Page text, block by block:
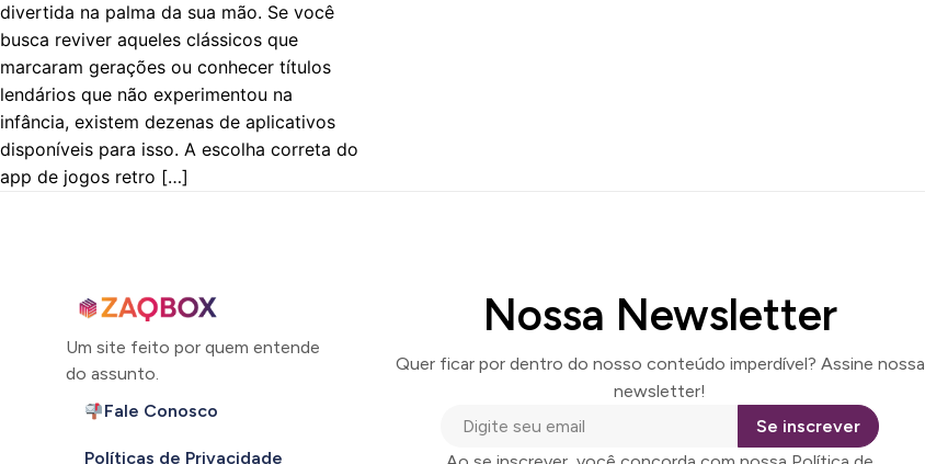
divertida na palma da sua mão. Se você
busca reviver aqueles clássicos que
marcaram gerações ou conhecer títulos
lendários que não experimentou na
infância, existem dezenas de aplicativos
disponíveis para isso. A escolha correta do
app de jogos retro […]
Um site feito por quem entende
do assunto.
Fale Conosco
Políticas de Privacidade
Nossa Newsletter
Quer ficar por dentro do nosso conteúdo imperdível? Assine nossa
newsletter!
Se inscrever